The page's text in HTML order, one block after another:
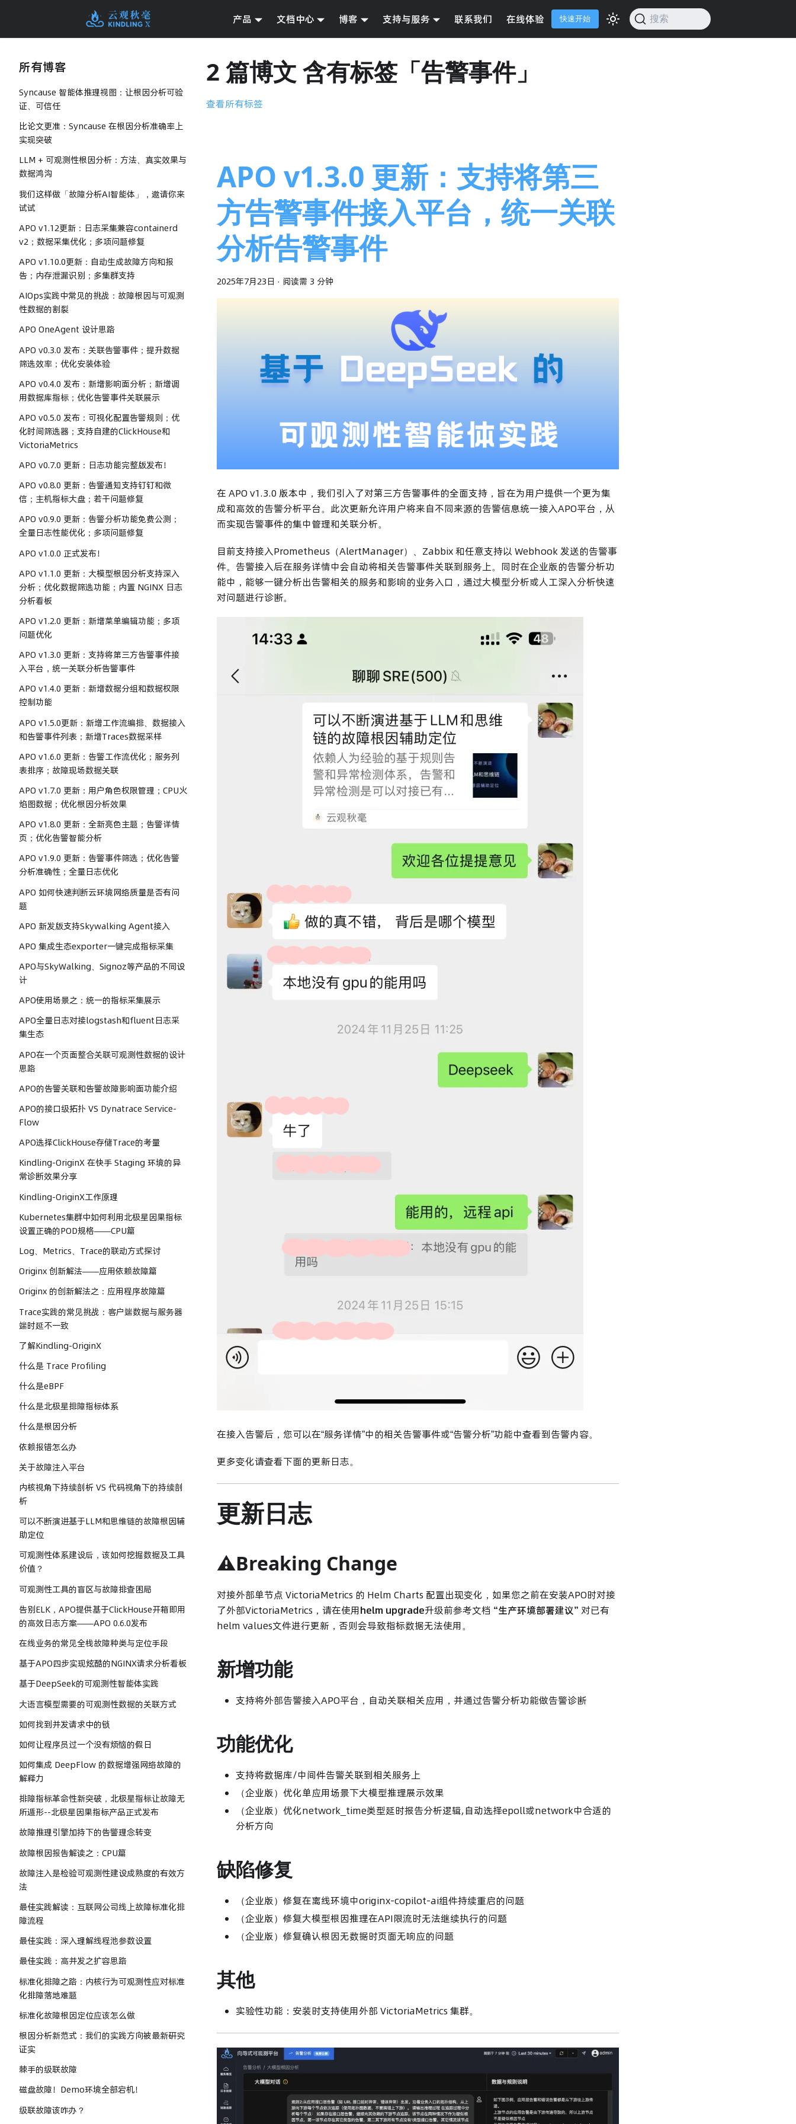
产品 文档中心 博客 支持与服务 联系我们 在线体验 快速开始 搜索
所有博客
Syncause 智能体推理视图：让根因分析可验
证、可信任
比论文更准：Syncause 在根因分析准确率上
实现突破
LLM + 可观测性根因分析：方法、真实效果与
数据鸿沟
我们这样做「故障分析AI智能体」，邀请你来
试试
APO v1.12更新：日志采集兼容containerd
v2；数据采集优化；多项问题修复
APO v1.10.0更新：自动生成故障方向和报
告；内存泄漏识别；多集群支持
AIOps实践中常见的挑战：故障根因与可观测
性数据的割裂
APO OneAgent 设计思路
APO v0.3.0 发布：关联告警事件；提升数据
筛选效率；优化安装体验
APO v0.4.0 发布：新增影响面分析；新增调
用数据库指标；优化告警事件关联展示
APO v0.5.0 发布：可视化配置告警规则；优
化时间筛选器；支持自建的ClickHouse和
VictoriaMetrics
APO v0.7.0 更新：日志功能完整版发布！
APO v0.8.0 更新：告警通知支持钉钉和微
信；主机指标大盘；若干问题修复
APO v0.9.0 更新：告警分析功能免费公测；
全量日志性能优化；多项问题修复
APO v1.0.0 正式发布！
APO v1.1.0 更新：大模型根因分析支持深入
分析；优化数据筛选功能；内置 NGINX 日志
分析看板
APO v1.2.0 更新：新增菜单编辑功能；多项
问题优化
APO v1.3.0 更新：支持将第三方告警事件接
入平台，统一关联分析告警事件
APO v1.4.0 更新：新增数据分组和数据权限
控制功能
APO v1.5.0更新：新增工作流编排、数据接入
和告警事件列表；新增Traces数据采样
APO v1.6.0 更新：告警工作流优化；服务列
表排序；故障现场数据关联
APO v1.7.0 更新：用户角色权限管理；CPU火
焰图数据；优化根因分析效果
APO v1.8.0 更新：全新亮色主题；告警详情
页；优化告警智能分析
APO v1.9.0 更新：告警事件筛选；优化告警
分析准确性；全量日志优化
APO 如何快速判断云环境网络质量是否有问
题
APO 新发版支持Skywalking Agent接入
APO 集成生态exporter一键完成指标采集
APO与SkyWalking、Signoz等产品的不同设
计
APO使用场景之：统一的指标采集展示
APO全量日志对接logstash和fluent日志采
集生态
APO在一个页面整合关联可观测性数据的设计
思路
APO的告警关联和告警故障影响面功能介绍
APO的接口级拓扑 VS Dynatrace Service-
Flow
APO选择ClickHouse存储Trace的考量
Kindling-OriginX 在快手 Staging 环境的异
常诊断效果分享
Kindling-OriginX工作原理
Kubernetes集群中如何利用北极星因果指标
设置正确的POD规格——CPU篇
Log、Metrics、Trace的联动方式探讨
Originx 创新解法——应用依赖故障篇
Originx 的创新解法之：应用程序故障篇
Trace实践的常见挑战：客户端数据与服务器
端时延不一致
了解Kindling-OriginX
什么是 Trace Profiling
什么是eBPF
什么是北极星排障指标体系
什么是根因分析
依赖报错怎么办
关于故障注入平台
内核视角下持续剖析 VS 代码视角下的持续剖
析
可以不断演进基于LLM和思维链的故障根因辅
助定位
可观测性体系建设后，该如何挖掘数据及工具
价值？
可观测性工具的盲区与故障排查困局
告别ELK，APO提供基于ClickHouse开箱即用
的高效日志方案——APO 0.6.0发布
在线业务的常见全栈故障种类与定位手段
基于APO四步实现炫酷的NGINX请求分析看板
基于DeepSeek的可观测性智能体实践
大语言模型需要的可观测性数据的关联方式
如何找到并发请求中的锁
如何让程序员过一个没有烦恼的假日
如何集成 DeepFlow 的数据增强网络故障的
解释力
排障指标革命性新突破，北极星指标让故障无
所遁形--北极星因果指标产品正式发布
故障推理引擎加持下的告警理念转变
故障根因报告解读之：CPU篇
故障注入是检验可观测性建设成熟度的有效方
法
最佳实践解读：互联网公司线上故障标准化排
障流程
最佳实践：深入理解线程池参数设置
最佳实践：高并发之扩容思路
标准化排障之路：内核行为可观测性应对标准
化排障落地难题
标准化故障根因定位应该怎么做
根因分析新范式：我们的实践方向被最新研究
证实
棘手的级联故障
磁盘故障！Demo环境全部宕机！
级联故障该咋办？
2 篇博文 含有标签「告警事件」
查看所有标签
APO v1.3.0 更新：支持将第三
方告警事件接入平台，统一关联
分析告警事件
2025年7月23日 · 阅读需 3 分钟
在 APO v1.3.0 版本中，我们引入了对第三方告警事件的全面支持，旨在为用户提供一个更为集
成和高效的告警分析平台。此次更新允许用户将来自不同来源的告警信息统一接入APO平台，从
而实现告警事件的集中管理和关联分析。
目前支持接入Prometheus（AlertManager）、Zabbix 和任意支持以 Webhook 发送的告警事
件。告警接入后在服务详情中会自动将相关告警事件关联到服务上。同时在企业版的告警分析功
能中，能够一键分析出告警相关的服务和影响的业务入口，通过大模型分析或人工深入分析快速
对问题进行诊断。
在接入告警后，您可以在“服务详情”中的相关告警事件或“告警分析”功能中查看到告警内容。
更多变化请查看下面的更新日志。
更新日志
⚠️Breaking Change
对接外部单节点 VictoriaMetrics 的 Helm Charts 配置出现变化，如果您之前在安装APO时对接
了外部VictoriaMetrics，请在使用helm upgrade升级前参考文档 “生产环境部署建议” 对已有
helm values文件进行更新，否则会导致指标数据无法使用。
新增功能
支持将外部告警接入APO平台，自动关联相关应用，并通过告警分析功能做告警诊断
功能优化
支持将数据库/中间件告警关联到相关服务上
（企业版）优化单应用场景下大模型推理展示效果
（企业版）优化network_time类型延时报告分析逻辑,自动选择epoll或network中合适的
分析方向
缺陷修复
（企业版）修复在离线环境中originx-copilot-ai组件持续重启的问题
（企业版）修复大模型根因推理在API限流时无法继续执行的问题
（企业版）修复确认根因无数据时页面无响应的问题
其他
实验性功能：安装时支持使用外部 VictoriaMetrics 集群。